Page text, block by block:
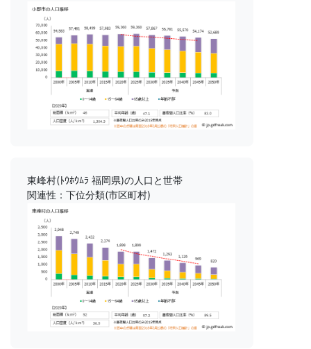
東峰村(ﾄｳﾎｳﾑﾗ 福岡県)の人口と世帯
関連性：下位分類(市区町村)